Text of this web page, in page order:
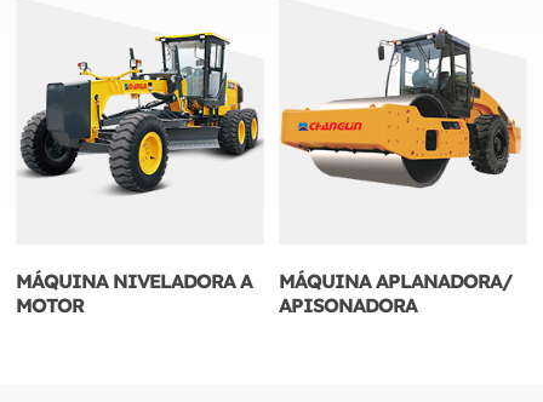
MÁQUINA NIVELADORA A
MOTOR
MÁQUINA APLANADORA/
APISONADORA